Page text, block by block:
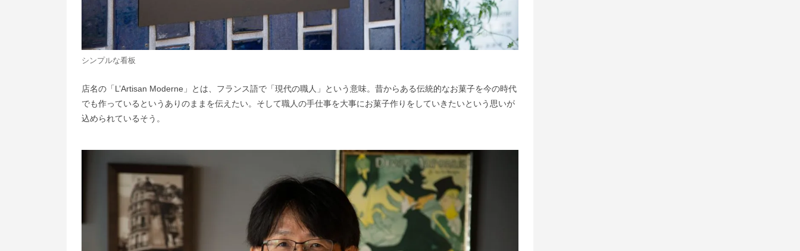
シンプルな看板
店名の「L’Artisan Moderne」とは、フランス語で「現代の職人」という意味。昔からある伝統的なお菓子を今の時代
でも作っているというありのままを伝えたい。そして職人の手仕事を大事にお菓子作りをしていきたいという思いが
込められているそう。